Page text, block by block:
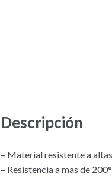
Descripción
– Material resistente a
– Resistencia a mas de 200°